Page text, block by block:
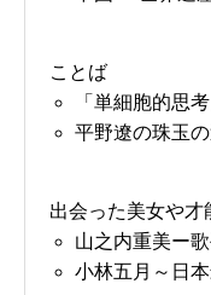
ことば
「単細胞的思
平野遼の珠玉
出会った美女や才
山之内重美ー
小林五月～日